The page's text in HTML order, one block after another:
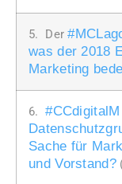
5. Der
was der 2018
Marketing
6.
Sache für
und Vorstand?